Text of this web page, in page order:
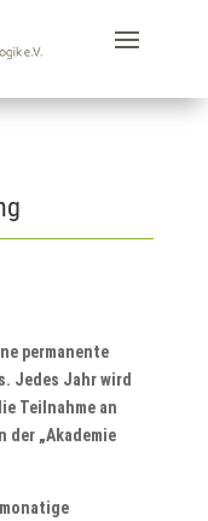
permanente
Jedes Jahr wird
Teilnahme an
der „Akademie